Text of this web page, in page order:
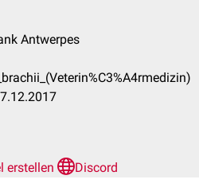
Antwerpes
erstellen Discord